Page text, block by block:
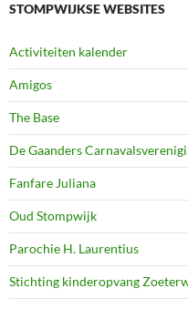
STOMPWIJKSE WEBSITES
Activiteiten kalender
Amigos
The Base
De Gaanders
Fanfare Juliana
Oud Stompwijk
Parochie H. Laurentius
Stichting kinderopvang